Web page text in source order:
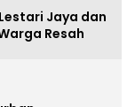
Jaya dan
Resah